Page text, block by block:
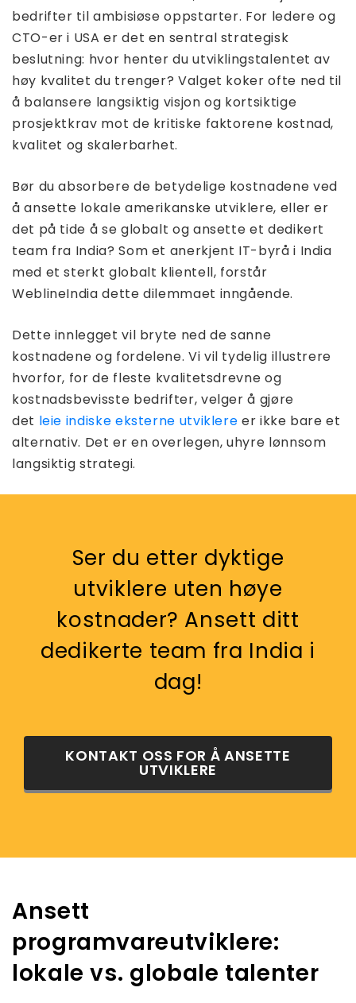
bedrifter til ambisiøse oppstarter. For ledere og
CTO-er i USA er det en sentral strategisk
beslutning: hvor henter du utviklingstalentet av
høy kvalitet du trenger? Valget koker ofte ned til
å balansere langsiktig visjon og kortsiktige
prosjektkrav mot de kritiske faktorene kostnad,
kvalitet og skalerbarhet.
Bør du absorbere de betydelige kostnadene ved
å ansette lokale amerikanske utviklere, eller er
det på tide å se globalt og ansette et dedikert
team fra India? Som et anerkjent IT-byrå i India
med et sterkt globalt klientell, forstår
WeblineIndia dette dilemmaet inngående.
Dette innlegget vil bryte ned de sanne
kostnadene og fordelene. Vi vil tydelig illustrere
hvorfor, for de fleste kvalitetsdrevne og
kostnadsbevisste bedrifter, velger å gjøre
det leie indiske eksterne utviklere er ikke bare et
alternativ. Det er en overlegen, uhyre lønnsom
langsiktig strategi.
Ser du etter dyktige
utviklere uten høye
kostnader? Ansett ditt
dedikerte team fra India i
dag!
KONTAKT OSS FOR Å ANSETTE
UTVIKLERE
Ansett
programvareutviklere:
lokale vs. globale talenter